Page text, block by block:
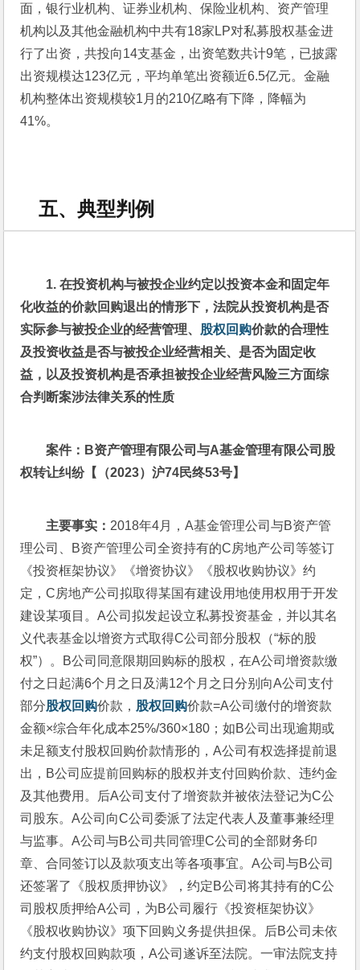
面，银行业机构、证券业机构、保险业机构、资产管理
机构以及其他金融机构中共有18家LP对私募股权基金进
行了出资，共投向14支基金，出资笔数共计9笔，已披露
出资规模达123亿元，平均单笔出资额近6.5亿元。金融
机构整体出资规模较1月的210亿略有下降，降幅为
41%。
五、典型判例
1. 在投资机构与被投企业约定以投资本金和固定年
化收益的价款回购退出的情形下，法院从投资机构是否
实际参与被投企业的经营管理、 股权回购价款的合理性
及投资收益是否与被投企业经营相关、是否为固定收
益，以及投资机构是否承担被投企业经营风险三方面综
合判断案涉法律关系的性质
案件：B资产管理有限公司与A基金管理有限公司股
权转让纠纷【（2023）沪74民终53号】
主要事实： 2018年4月，A基金管理公司与B资产管
理公司、B资产管理公司全资持有的C房地产公司等签订
《投资框架协议》《增资协议》《股权收购协议》约
定，C房地产公司拟取得某国有建设用地使用权用于开发
建设某项目。A公司拟发起设立私募投资基金，并以其名
义代表基金以增资方式取得C公司部分股权（“标的股
权”）。B公司同意限期回购标的股权，在A公司增资款缴
付之日起满6个月之日及满12个月之日分别向A公司支付
部分股权回购价款， 股权回购价款=A公司缴付的增资款
金额×综合年化成本25%/360×180；如B公司出现逾期或
未足额支付股权回购价款情形的，A公司有权选择提前退
出，B公司应提前回购标的股权并支付回购价款、违约金
及其他费用。后A公司支付了增资款并被依法登记为C公
司股东。A公司向C公司委派了法定代表人及董事兼经理
与监事。A公司与B公司共同管理C公司的全部财务印
章、合同签订以及款项支出等各项事宜。A公司与B公司
还签署了《股权质押协议》，约定B公司将其持有的C公
司股权质押给A公司，为B公司履行《投资框架协议》
《股权收购协议》项下回购义务提供担保。后B公司未依
约支付股权回购款项，A公司遂诉至法院。一审法院支持